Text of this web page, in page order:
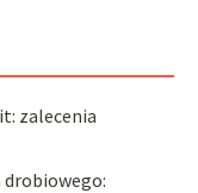
zalecenia
drobiowego: